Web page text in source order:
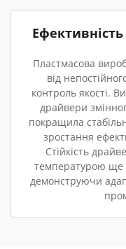
Пластмасова
від
контроль якості.
драйвери
покращила
зростання
Стійкість
температурою ще
демонструючи